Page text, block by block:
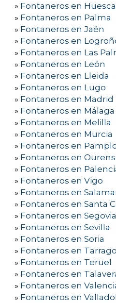
» Fontaneros en Huesca
» Fontaneros en Palma
» Fontaneros en Jaén
» Fontaneros en
» Fontaneros en Las
» Fontaneros en León
» Fontaneros en Lleida
» Fontaneros en Lugo
» Fontaneros en Madrid
» Fontaneros en Málaga
» Fontaneros en Melilla
» Fontaneros en Murcia
» Fontaneros en
» Fontaneros en
» Fontaneros en
» Fontaneros en Vigo
» Fontaneros en
» Fontaneros en Santa
» Fontaneros en Segovia
» Fontaneros en Sevilla
» Fontaneros en Soria
» Fontaneros en
» Fontaneros en Teruel
» Fontaneros en
» Fontaneros en
» Fontaneros en